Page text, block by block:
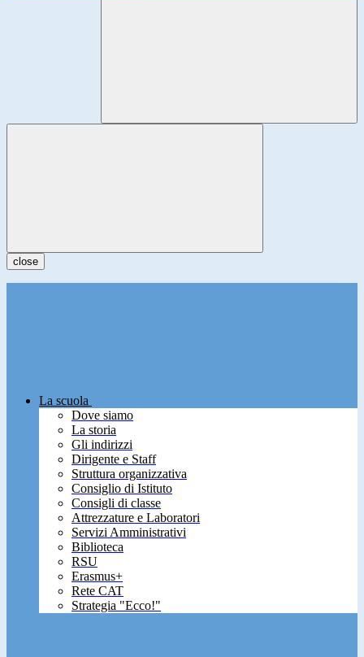
close
La scuola
Dove siamo
La storia
Gli indirizzi
Dirigente e Staff
Struttura organizzativa
Consiglio di Istituto
Consigli di classe
Attrezzature e Laboratori
Servizi Amministrativi
Biblioteca
RSU
Erasmus+
Rete CAT
Strategia "Ecco!"